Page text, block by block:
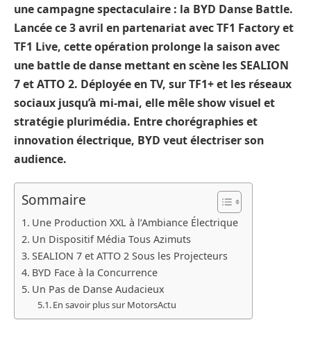
une campagne spectaculaire : la BYD Danse Battle.
Lancée ce 3 avril en partenariat avec TF1 Factory et
TF1 Live, cette opération prolonge la saison avec
une battle de danse mettant en scène les SEALION
7 et ATTO 2. Déployée en TV, sur TF1+ et les réseaux
sociaux jusqu’à mi-mai, elle mêle show visuel et
stratégie plurimédia. Entre chorégraphies et
innovation électrique, BYD veut électriser son
audience.
Sommaire
Une Production XXL à l’Ambiance Électrique
Un Dispositif Média Tous Azimuts
SEALION 7 et ATTO 2 Sous les Projecteurs
BYD Face à la Concurrence
Un Pas de Danse Audacieux
En savoir plus sur MotorsActu